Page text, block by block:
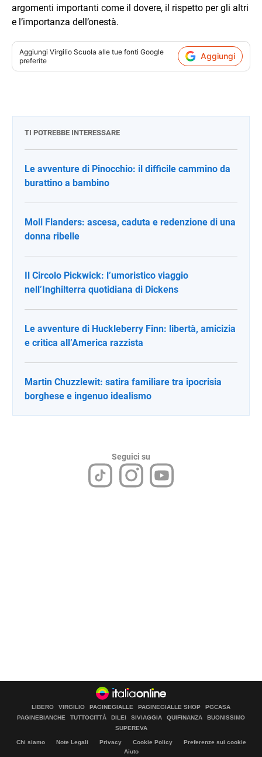
argomenti importanti come il dovere, il rispetto per gli altri
e l’importanza dell’onestà.
Aggiungi Virgilio Scuola alle tue fonti Google
preferite
Aggiungi
TI POTREBBE INTERESSARE
Le avventure di Pinocchio: il difficile cammino da
burattino a bambino
Moll Flanders: ascesa, caduta e redenzione di una
donna ribelle
Il Circolo Pickwick: l’umoristico viaggio
nell’Inghilterra quotidiana di Dickens
Le avventure di Huckleberry Finn: libertà, amicizia
e critica all’America razzista
Martin Chuzzlewit: satira familiare tra ipocrisia
borghese e ingenuo idealismo
Seguici su
LIBERO VIRGILIO PAGINEGIALLE PAGINEGIALLE SHOP
PGCASA
PAGINEBIANCHE
TUTTOCITTÀ DILEI SIVIAGGIA QUIFINANZA
BUONISSIMO
SUPEREVA
Chi siamo Note Legali Privacy Cookie Policy
Preferenze sui cookie
Aiuto